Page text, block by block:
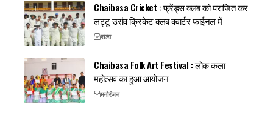
Chaibasa Cricket : फ्रेंड्स क्लब को पराजित कर
लट्टू उरांव क्रिकेट क्लब क्वार्टर फाईनल में
राज्य
Chaibasa Folk Art Festival : लोक कला
महोत्सव का हुआ आयोजन
मनोरंजन